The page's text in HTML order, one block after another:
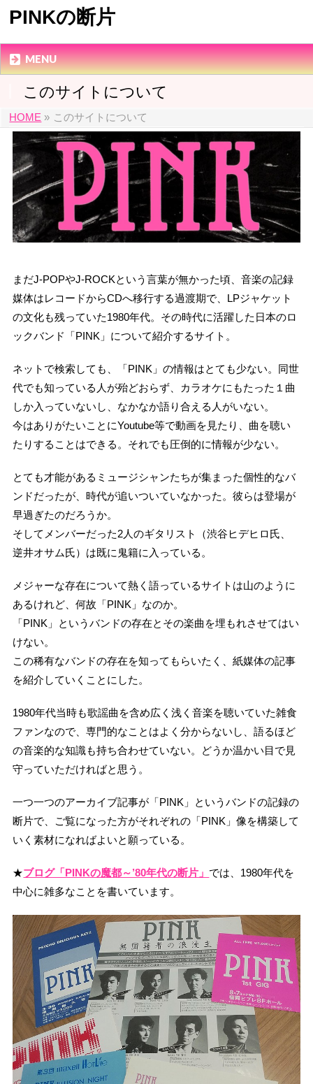
PINKの断片
MENU
このサイトについて
HOME » このサイトについて
まだJ-POPやJ-ROCKという言葉が無かった頃、音楽の記録
媒体はレコードからCDへ移行する過渡期で、LPジャケット
の文化も残っていた1980年代。その時代に活躍した日本のロ
ックバンド「PINK」について紹介するサイト。
ネットで検索しても、「PINK」の情報はとても少ない。同世
代でも知っている人が殆どおらず、カラオケにもたった１曲
しか入っていないし、なかなか語り合える人がいない。
今はありがたいことにYoutube等で動画を見たり、曲を聴い
たりすることはできる。それでも圧倒的に情報が少ない。
とても才能があるミュージシャンたちが集まった個性的なバ
ンドだったが、時代が追いついていなかった。彼らは登場が
早過ぎたのだろうか。
そしてメンバーだった2人のギタリスト（渋谷ヒデヒロ氏、
逆井オサム氏）は既に鬼籍に入っている。
メジャーな存在について熱く語っているサイトは山のように
あるけれど、何故「PINK」なのか。
「PINK」というバンドの存在とその楽曲を埋もれさせてはい
けない。
この稀有なバンドの存在を知ってもらいたく、紙媒体の記事
を紹介していくことにした。
1980年代当時も歌謡曲を含め広く浅く音楽を聴いていた雑食
ファンなので、専門的なことはよく分からないし、語るほど
の音楽的な知識も持ち合わせていない。どうか温かい目で見
守っていただければと思う。
一つ一つのアーカイブ記事が「PINK」というバンドの記録の
断片で、ご覧になった方がそれぞれの「PINK」像を構築して
いく素材になればよいと願っている。
★ブログ「PINKの魔都～’80年代の断片」 では、1980年代を
中心に雑多なことを書いています。